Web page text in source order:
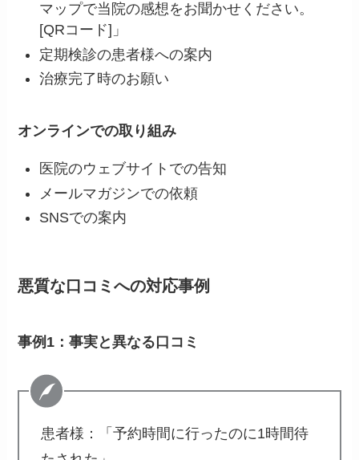
マップで当院の感想をお聞かせください。
[QRコード]」
定期検診の患者様への案内
治療完了時のお願い
オンラインでの取り組み
医院のウェブサイトでの告知
メールマガジンでの依頼
SNSでの案内
悪質な口コミへの対応事例
事例1：事実と異なる口コミ
患者様：「予約時間に行ったのに1時間待